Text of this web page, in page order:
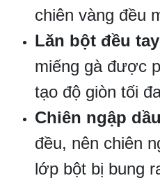
chiên vàng đều
Lăn bột đều tay
miếng gà được
tạo độ giòn tối
Chiên ngập dầu
đều, nên chiên
lớp bột bị bung